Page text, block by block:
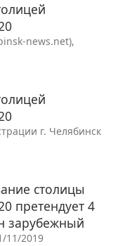
news.net),
г. Челябинск
столицы
претендует 4
зарубежный
11/2019